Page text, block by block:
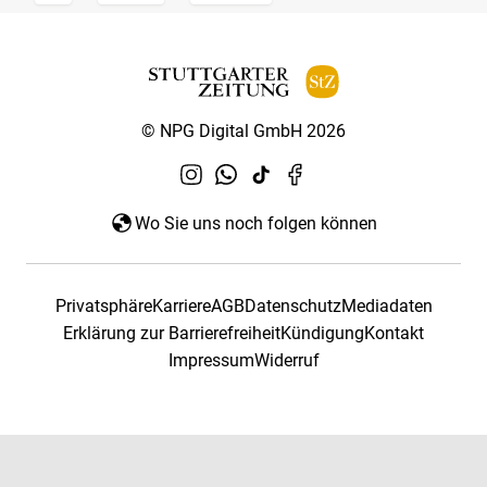
© NPG Digital GmbH 2026
Wo Sie uns noch folgen können
PrivatsphäreKarriereAGBDatenschutzMediadaten
Erklärung zur BarrierefreiheitKündigungKontakt
ImpressumWiderruf